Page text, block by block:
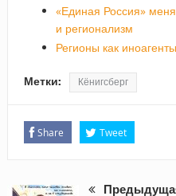
«Единая Россия»
и регионализм
Регионы как иноагенты
Метки: Кёнигсберг
Share Tweet